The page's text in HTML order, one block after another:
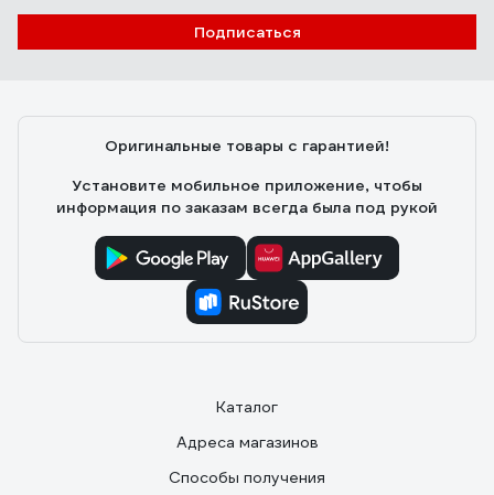
Отзыв о Краска DULUX ОКНА И ДВЕРИ
(база BW; 0,75 л) 5327289Подписаться
Оригинальные товары с гарантией!
Установите мобильное приложение, чтобы
информация по заказам всегда была под рукой
Каталог
Адреса магазинов
Способы получения